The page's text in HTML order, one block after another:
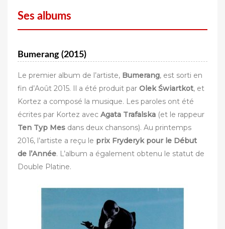
Ses albums
Bumerang (2015)
Le premier album de l’artiste, Bumerang, est sorti en
fin d’Août 2015. Il a été produit par Olek Świartkot, et
Kortez a composé la musique. Les paroles ont été
écrites par Kortez avec Agata Trafalska (et le rappeur
Ten Typ Mes dans deux chansons). Au printemps
2016, l’artiste a reçu le prix Fryderyk pour le Début
de l’Année. L’album a également obtenu le statut de
Double Platine.